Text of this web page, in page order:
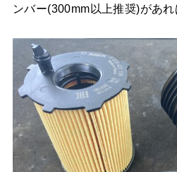
ンバー(300mm以上推奨)があれ